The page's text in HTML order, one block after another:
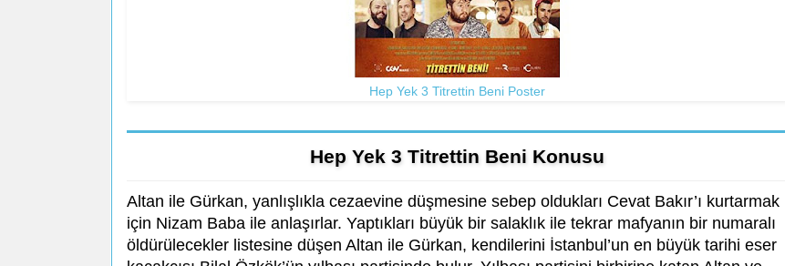
Hep Yek 3 Titrettin Beni Poster
Hep Yek 3 Titrettin Beni Konusu
Altan ile Gürkan, yanlışlıkla cezaevine düşmesine sebep oldukları Cevat Bakır’ı kurtarmak
için Nizam Baba ile anlaşırlar. Yaptıkları büyük bir salaklık ile tekrar mafyanın bir numaralı
öldürülecekler listesine düşen Altan ile Gürkan, kendilerini İstanbul’un en büyük tarihi eser